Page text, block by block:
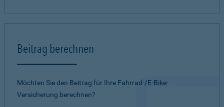
Beitrag berechnen
Möchten Sie den Beitrag für Ihre Fahrrad-/E-Bike-
Versicherung berechnen?